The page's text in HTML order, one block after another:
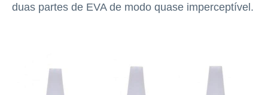
duas partes de EVA de modo quase imperceptível.